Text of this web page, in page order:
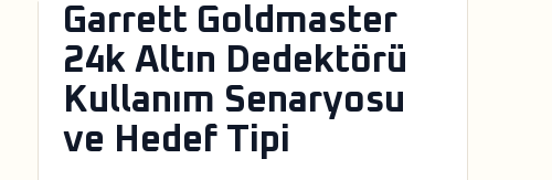
Garrett Goldmaster
24k Altın Dedektörü
Kullanım Senaryosu
ve Hedef Tipi